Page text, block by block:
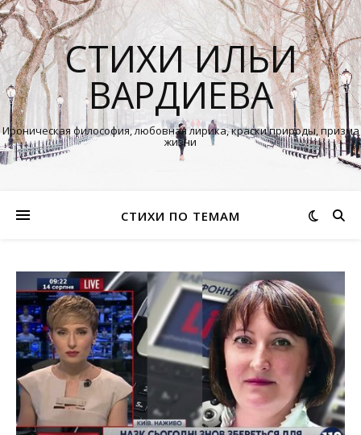
СТИХИ ИЛЬИ
ВАРДИЕВА
Ироническая философия, любовная лирика, краски природы, призма
жизни
СТИХИ ПО ТЕМАМ